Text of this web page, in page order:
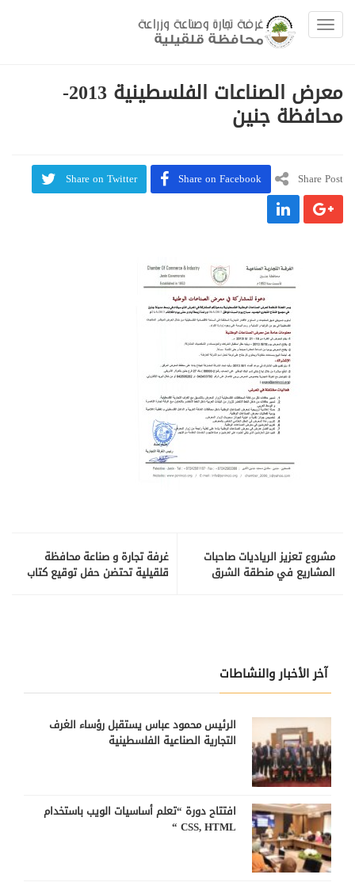
Toggle navigation
معرض الصناعات الفلسطينية 2013-
محافظة جنين
Share Post
Share on Facebook
Share on Twitter
غرفة تجارة و صناعة محافظة
قلقيلية تحتضن حفل توقيع كتاب
مشروع تعزيز الرياديات صاحبات
المشاريع في منطقة الشرق
آخر الأخبار والنشاطات
الرئيس محمود عباس يستقبل رؤساء الغرف
التجارية الصناعية الفلسطينية
افتتاح دورة “تعلم أساسيات الويب باستخدام
CSS, HTML “